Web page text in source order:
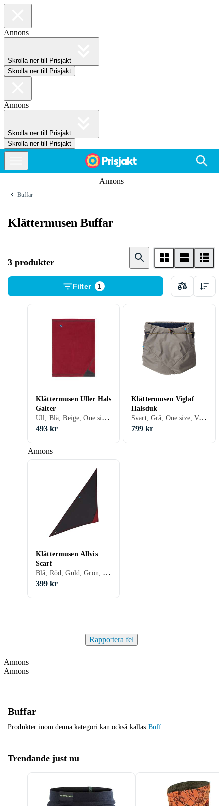
Annons
Skrolla ner till Prisjakt
Skrolla ner till Prisjakt
Annons
Skrolla ner till Prisjakt
Skrolla ner till Prisjakt
Annons
Buffar
Klättermusen Buffar
3 produkter
Filter 1
Annons
Klättermusen Uller Hals
Gaiter
Ull, Blå, Beige, One size, Vuxen
493 kr
Klättermusen Viglaf
Halsduk
Svart, Grå, One size, Vuxen
799 kr
Klättermusen Allvis
Scarf
Blå, Röd, Guld, Grön, Lila, One size, Vuxen
399 kr
Rapportera fel
Annons
Annons
Buffar
Produkter inom denna kategori kan också kallas Buff.
Trendande just nu